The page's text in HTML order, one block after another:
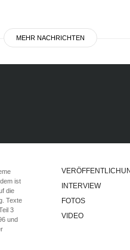
MEHR NACHRICHTEN
INTERVIEW
FOTOS
VIDEO
ist
die
Texte
3
und